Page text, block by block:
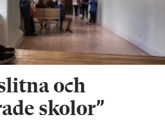
och
skolor”